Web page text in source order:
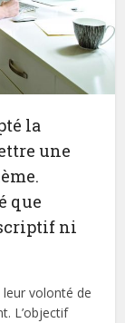
la
une
que
ni
volonté de
L’objectif